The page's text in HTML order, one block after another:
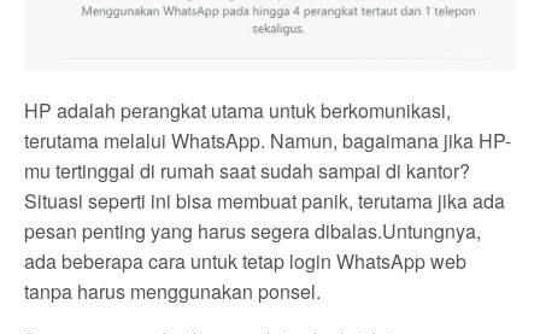
HP adalah perangkat utama untuk berkomunikasi,
terutama melalui WhatsApp. Namun, bagaimana jika HP-
mu tertinggal di rumah saat sudah sampai di kantor?
Situasi seperti ini bisa membuat panik, terutama jika ada
pesan penting yang harus segera dibalas.Untungnya,
ada beberapa cara untuk tetap login WhatsApp web
tanpa harus menggunakan ponsel.